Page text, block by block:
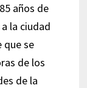
años de
la ciudad
que se
de los
de la